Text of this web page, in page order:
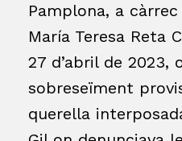
Pamplona, a
María Teresa Reta
27 d’abril de 2023,
sobreseïment
querella